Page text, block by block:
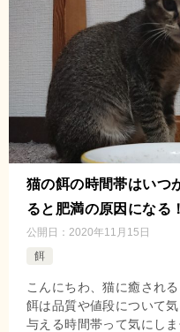
猫の餌の時間帯はいつ
ると肥満の原因になる！
公開日： 2020年11月15日
餌
こんにちわ、猫に癒され
餌は品質や値段について
与える時間帯って気にし